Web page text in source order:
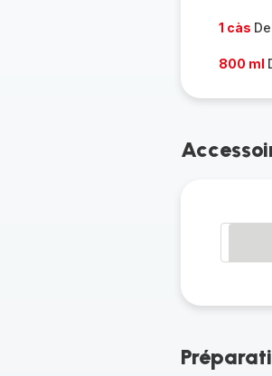
1 càs
800 ml